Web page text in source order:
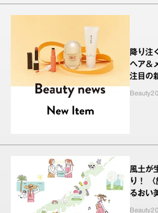
降り注
ヘア＆
注目の
Beauty
風土が
り！ 〈
るおい
Beauty